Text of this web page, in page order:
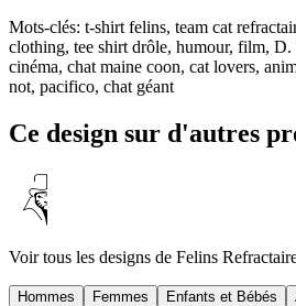
Mots-clés: t-shirt felins, team cat
clothing, tee shirt drôle, humour, film, D.
cinéma, chat maine coon, cat lovers,
not, pacifico, chat géant
Ce design sur d'autres
Voir tous les designs de Felins
Hommes Femmes Enfants et Bébés